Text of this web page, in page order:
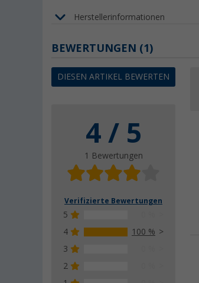
Herstellerinformationen
BEWERTUNGEN (1)
DIESEN ARTIKEL BEWERTEN
4 / 5
1 Bewertungen
Verifizierte Bewertungen
5
4
100 %
3
2